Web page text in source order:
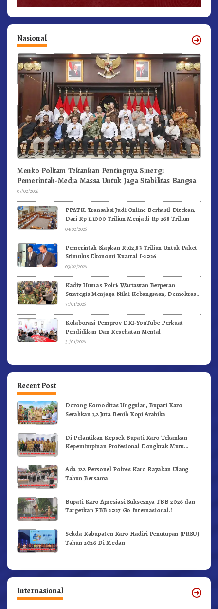
Nasional
Menko Polkam Tekankan Pentingnya Sinergi
Pemerintah-Media Massa Untuk Jaga Stabilitas Bangsa
05/02/2026
PPATK: Transaksi Judi Online Berhasil Ditekan,
Dari Rp 1.1000 Triliun Menjadi Rp 268 Triliun
04/02/2026
Pemerintah Siapkan Rp12,83 Triliun Untuk Paket
Stimulus Ekonomi Kuartal I-2026
03/02/2026
Kadiv Humas Polri: Wartawan Berperan
Strategis Menjaga Nilai Kebangsaan, Demokrasi,
dan NKRI
31/01/2026
Kolaborasi Pemprov DKI-YouTube Perkuat
Pendidikan Dan Kesehatan Mental
31/01/2026
Recent Post
Dorong Komoditas Unggulan, Bupati Karo
Serahkan 1,2 Juta Benih Kopi Arabika
Di Pelantikan Kepsek Bupati Karo Tekankan
Kepemimpinan Profesional Dongkrak Mutu
Ada 122 Personel Polres Karo Rayakan Ulang
Tahun Bersama
Bupati Karo Apresiasi Suksesnya FBB 2026 dan
Targetkan FBB 2027 Go Internasional.!
Sekda Kabupaten Karo Hadiri Penutupan (PRSU)
Tahun 2026 Di Medan
Internasional